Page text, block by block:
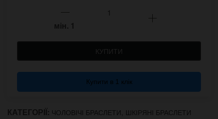
мін. 1
КУПИТИ
Купити в 1 клік
КАТЕГОРІЇ: ЧОЛОВІЧІ БРАСЛЕТИ, ШКІРЯНІ БРАСЛЕТИ